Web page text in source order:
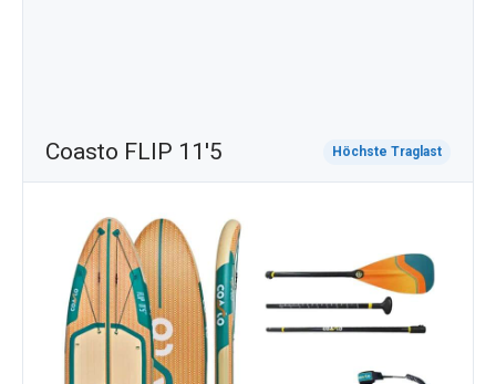
Coasto FLIP 11'5 Höchste Traglast